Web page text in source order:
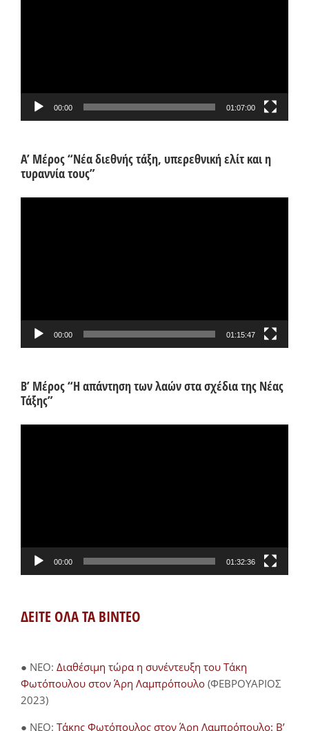
00:00 01:07:00
Α’ Μέρος “Νέα διεθνής τάξη, υπερεθνική ελίτ και η
τυραννία τους”
00:00 01:15:47
Β’ Μέρος “Η απάντηση των λαών στα σχέδια της Νέας
Τάξης”
00:00 01:32:36
ΔΕΙΤΕ ΟΛΑ ΤΑ ΒΙΝΤΕΟ
● NEO: Διαθέσιμη τώρα η συνέντευξη του Τάκη
Φωτόπουλου στον Άρη Λαμπρόπουλο (ΦΕΒΡΟΥΑΡΙΟΣ
2023)
● NEO: Τάκης Φωτόπουλος στον Άρη Λαμπρόπουλο: Β’